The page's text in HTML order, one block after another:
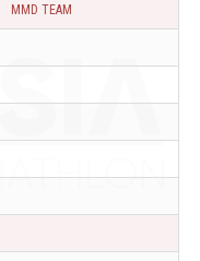
MMD TEAM